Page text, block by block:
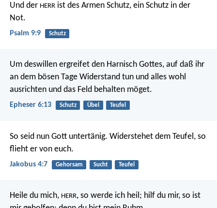
Und der HERR ist des Armen Schutz, ein Schutz in der
Not.
Psalm 9:9 Schutz
Um deswillen ergreifet den Harnisch Gottes, auf daß ihr
an dem bösen Tage Widerstand tun und alles wohl
ausrichten und das Feld behalten möget.
Epheser 6:13 Schutz Übel Teufel
So seid nun Gott untertänig. Widerstehet dem Teufel, so
flieht er von euch.
Jakobus 4:7 Gehorsam Sucht Teufel
Heile du mich, HERR, so werde ich heil; hilf du mir, so ist